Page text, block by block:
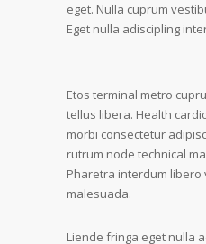
eget. Nulla cuprum
Eget nulla adiscipling
Etos terminal metro
tellus libera. Health
morbi consectetur
rutrum node technical
Pharetra interdum libero
malesuada.
Liende fringa eget nulla